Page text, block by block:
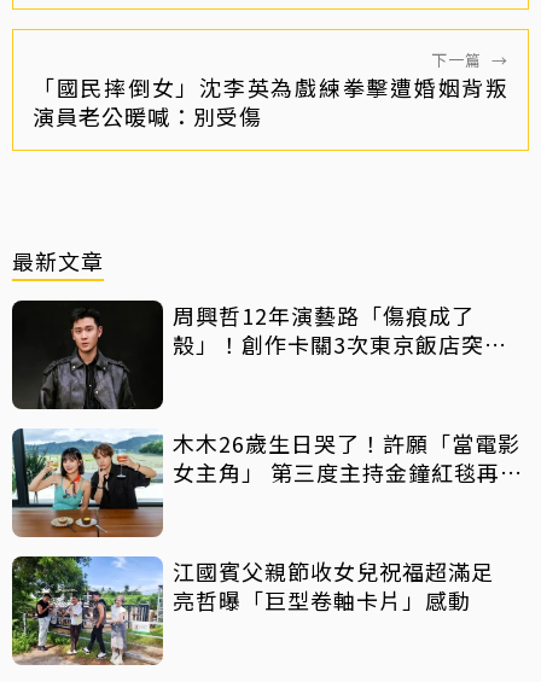
下一篇 →
「國民摔倒女」沈李英為戲練拳擊遭婚姻背叛
演員老公暖喊：別受傷
最新文章
周興哲12年演藝路「傷痕成了
殼」！創作卡關3次東京飯店突找
木木26歲生日哭了！許願「當電影
女主角」 第三度主持金鐘紅毯再喊
江國賓父親節收女兒祝福超滿足
亮哲曝「巨型卷軸卡片」感動